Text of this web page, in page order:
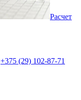
Расчет
+375 (29) 102-87-71